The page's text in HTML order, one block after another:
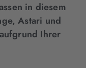
in diesem
Astari und
Ihrer